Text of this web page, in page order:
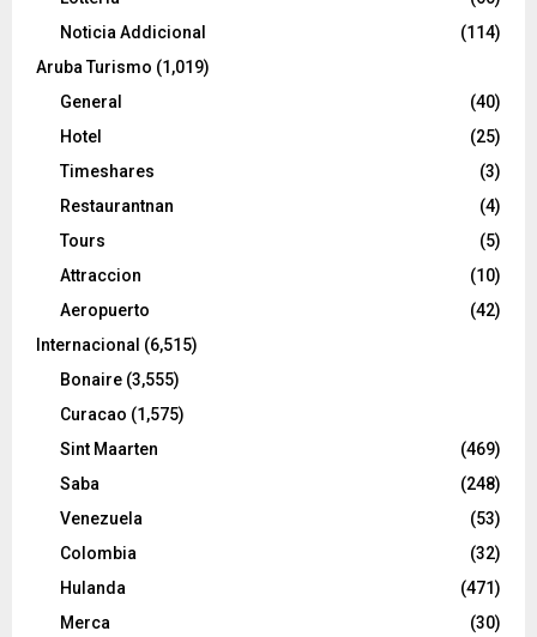
Noticia Addicional
(114)
Aruba Turismo (1,019)
General
(40)
Hotel
(25)
Timeshares
(3)
Restaurantnan
(4)
Tours
(5)
Attraccion
(10)
Aeropuerto
(42)
Internacional (6,515)
Bonaire (3,555)
Curacao (1,575)
Sint Maarten
(469)
Saba
(248)
Venezuela
(53)
Colombia
(32)
Hulanda
(471)
Merca
(30)